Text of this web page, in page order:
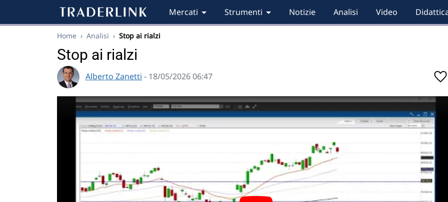
Mercati Strumenti Notizie Analisi Video
Home › Analisi › Stop ai rialzi
Stop ai rialzi
Alberto Zanetti - 18/05/2026 06:47